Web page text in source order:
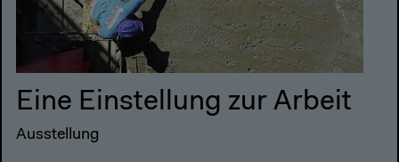
Eine Einstellung zur Arbeit
Ausstellung